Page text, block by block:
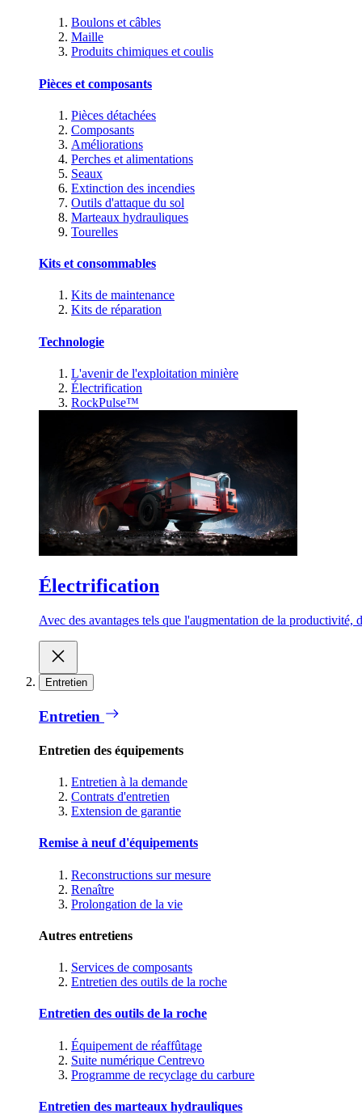
Boulons et câbles
Maille
Produits chimiques et coulis
Pièces et composants
Pièces détachées
Composants
Améliorations
Perches et alimentations
Seaux
Extinction des incendies
Outils d'attaque du sol
Marteaux hydrauliques
Tourelles
Kits et consommables
Kits de maintenance
Kits de réparation
Technologie
L'avenir de l'exploitation minière
Électrification
RockPulse™
Électrification
Avec des avantages tels que l'augmentation de la
Entretien
Entretien
Entretien des équipements
Entretien à la demande
Contrats d'entretien
Extension de garantie
Remise à neuf d'équipements
Reconstructions sur mesure
Renaître
Prolongation de la vie
Autres entretiens
Services de composants
Entretien des outils de la roche
Entretien des outils de la roche
Équipement de réaffûtage
Suite numérique Centrevo
Programme de recyclage du carbure
Entretien des marteaux hydrauliques